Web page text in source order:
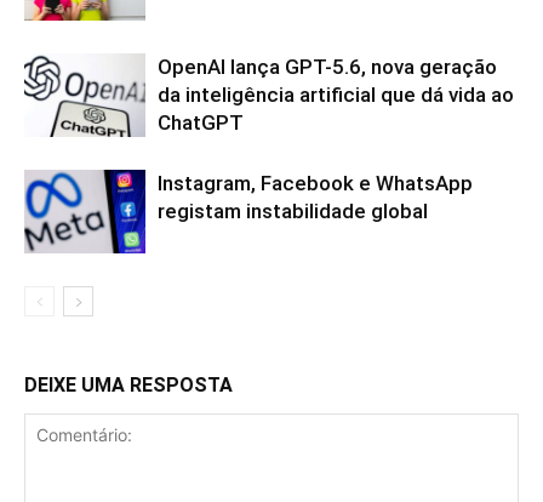
OpenAI lança GPT-5.6, nova geração
da inteligência artificial que dá vida ao
ChatGPT
Instagram, Facebook e WhatsApp
registam instabilidade global
DEIXE UMA RESPOSTA